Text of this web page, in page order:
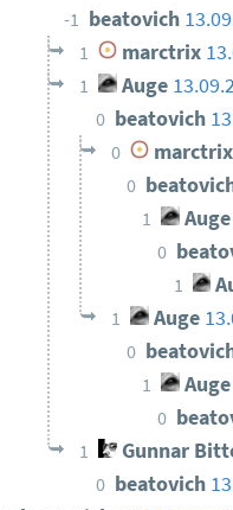
-1 beatovich
1 marctrix
1 Auge
0 beatovich
0 marctrix
0
1 Auge
0
1
1 Auge
0
1 Auge
0
1 Gunnar
0 beatovich